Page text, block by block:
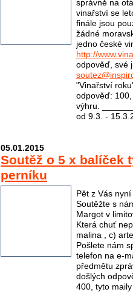
správně na
vinařství se
finále jsou
žádné
jedno české
http://
odpověď, své
"Vinařství
odpověď:
výhru.
od 9.3. -
05.01.2015
Soutěž o 5 x balíček
perníku
Pět z Vás
Soutěžte s
Margot v
Která chuť
malina , c)
Pošlete nám
telefon na e-
předmětu
došlých
400, tyto